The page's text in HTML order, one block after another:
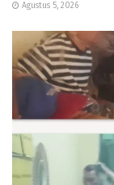
Agustus 5, 2026